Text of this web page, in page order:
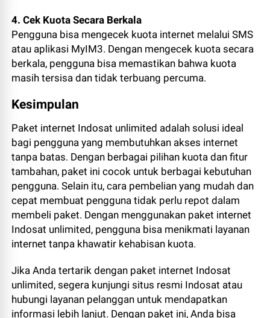
4. Cek Kuota Secara Berkala
Pengguna bisa mengecek kuota internet melalui SMS
atau aplikasi MyIM3. Dengan mengecek kuota secara
berkala, pengguna bisa memastikan bahwa kuota
masih tersisa dan tidak terbuang percuma.
Kesimpulan
Paket internet Indosat unlimited adalah solusi ideal
bagi pengguna yang membutuhkan akses internet
tanpa batas. Dengan berbagai pilihan kuota dan fitur
tambahan, paket ini cocok untuk berbagai kebutuhan
pengguna. Selain itu, cara pembelian yang mudah dan
cepat membuat pengguna tidak perlu repot dalam
membeli paket. Dengan menggunakan paket internet
Indosat unlimited, pengguna bisa menikmati layanan
internet tanpa khawatir kehabisan kuota.
Jika Anda tertarik dengan paket internet Indosat
unlimited, segera kunjungi situs resmi Indosat atau
hubungi layanan pelanggan untuk mendapatkan
informasi lebih lanjut. Dengan paket ini, Anda bisa